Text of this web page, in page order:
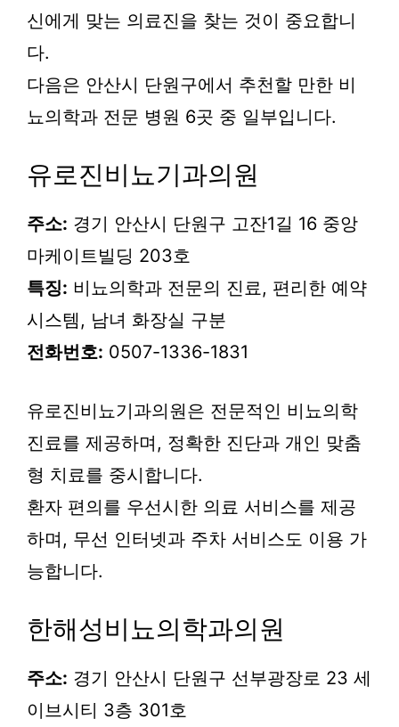
신에게 맞는 의료진을 찾는 것이 중요합니
다.
다음은 안산시 단원구에서 추천할 만한 비
뇨의학과 전문 병원 6곳 중 일부입니다.
유로진비뇨기과의원
주소: 경기 안산시 단원구 고잔1길 16 중앙
마케이트빌딩 203호
특징: 비뇨의학과 전문의 진료, 편리한 예약
시스템, 남녀 화장실 구분
전화번호: 0507-1336-1831
유로진비뇨기과의원은 전문적인 비뇨의학
진료를 제공하며, 정확한 진단과 개인 맞춤
형 치료를 중시합니다.
환자 편의를 우선시한 의료 서비스를 제공
하며, 무선 인터넷과 주차 서비스도 이용 가
능합니다.
한해성비뇨의학과의원
주소: 경기 안산시 단원구 선부광장로 23 세
이브시티 3층 301호